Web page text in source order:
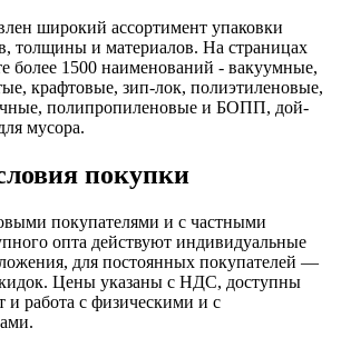
широкий ассортимент упаковки
толщины и материалов. На страницах
более 1500 наименований - вакуумные,
крафтовые, зип-лок, полиэтиленовые,
полипропиленовые и БОПП, дой-
мусора.
покупки
покупателями и с частными
опта действуют индивидуальные
для постоянных покупателей —
Цены указаны с НДС, доступны
и работа с физическими и с